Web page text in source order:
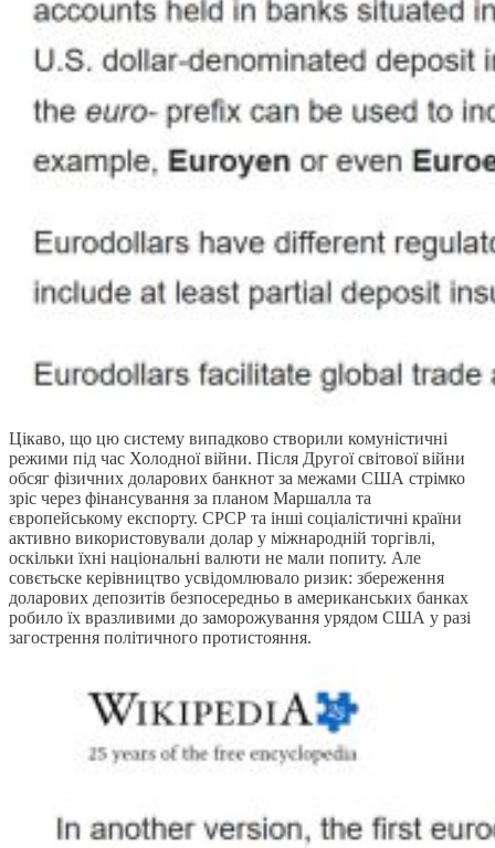
Цікаво, що цю систему випадково створили комуністичні
режими під час Холодної війни. Після Другої світової війни
обсяг фізичних доларових банкнот за межами США стрімко
зріс через фінансування за планом Маршалла та
європейському експорту. СРСР та інші соціалістичні країни
активно використовували долар у міжнародній торгівлі,
оскільки їхні національні валюти не мали попиту. Але
совєтьске керівництво усвідомлювало ризик: збереження
доларових депозитів безпосередньо в американських банках
робило їх вразливими до заморожування урядом США у разі
загострення політичного протистояння.